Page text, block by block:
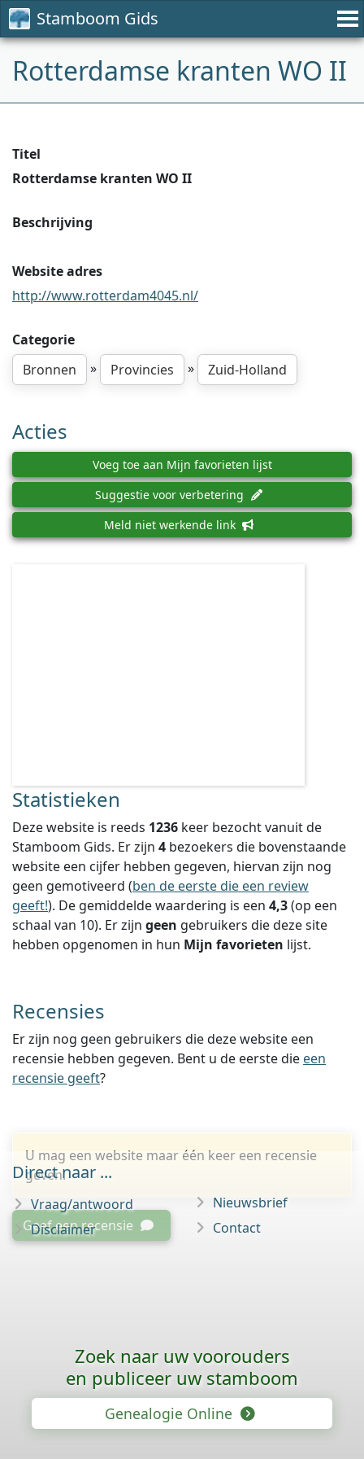
Stamboom Gids
Rotterdamse kranten WO II
Titel
Rotterdamse kranten WO II
Beschrijving
Website adres
http://www.rotterdam4045.nl/
Categorie
Bronnen
» Provincies » Zuid-Holland
Acties
Voeg toe aan Mijn favorieten lijst
Suggestie voor verbetering
Meld niet werkende link
Statistieken
Deze website is reeds 1236 keer bezocht vanuit de
Stamboom Gids. Er zijn 4 bezoekers die bovenstaande
website een cijfer hebben gegeven, hiervan zijn nog
geen gemotiveerd (ben de eerste die een review
geeft!). De gemiddelde waardering is een 4,3(op een
schaal van 10). Er zijn geen gebruikers die deze site
hebben opgenomen in hun Mijn favorieten lijst.
Recensies
Er zijn nog geen gebruikers die deze website een
recensie hebben gegeven. Bent u de eerste die een
recensie geeft?
U mag een website maar één keer een recensie
geven.
Geef een recensie
Direct naar ...
Vraag/antwoord
Disclaimer
Nieuwsbrief
Contact
Zoek naar uw voorouders
en publiceer uw stamboom
Genealogie Online